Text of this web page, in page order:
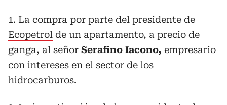
1. La compra por parte del presidente de
Ecopetrol de un apartamento, a precio de
ganga, al señor Serafino Iacono, empresario
con intereses en el sector de los
hidrocarburos.